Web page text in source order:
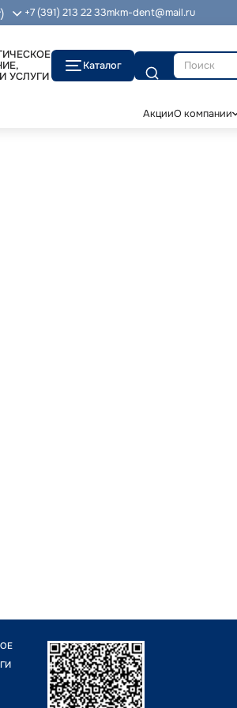
+7 (391) 213 22 33mkm-dent@mail.ru
УСЛУГИ
Каталог
Поиск
АкцииО компании